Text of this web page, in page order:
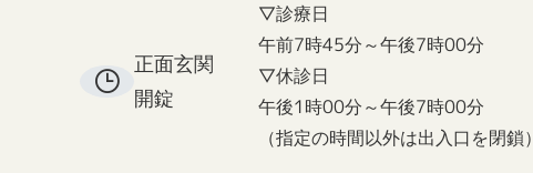
正面玄関
開錠
▽診療日
午前7時45分～午後7時00分
▽休診日
午後1時00分～午後7時00分
（指定の時間以外は出入口を閉鎖）